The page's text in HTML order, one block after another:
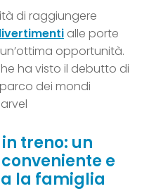
di raggiungere
alle porte
opportunità.
ha visto il debutto di
parco dei mondi
treno: un
e
la famiglia